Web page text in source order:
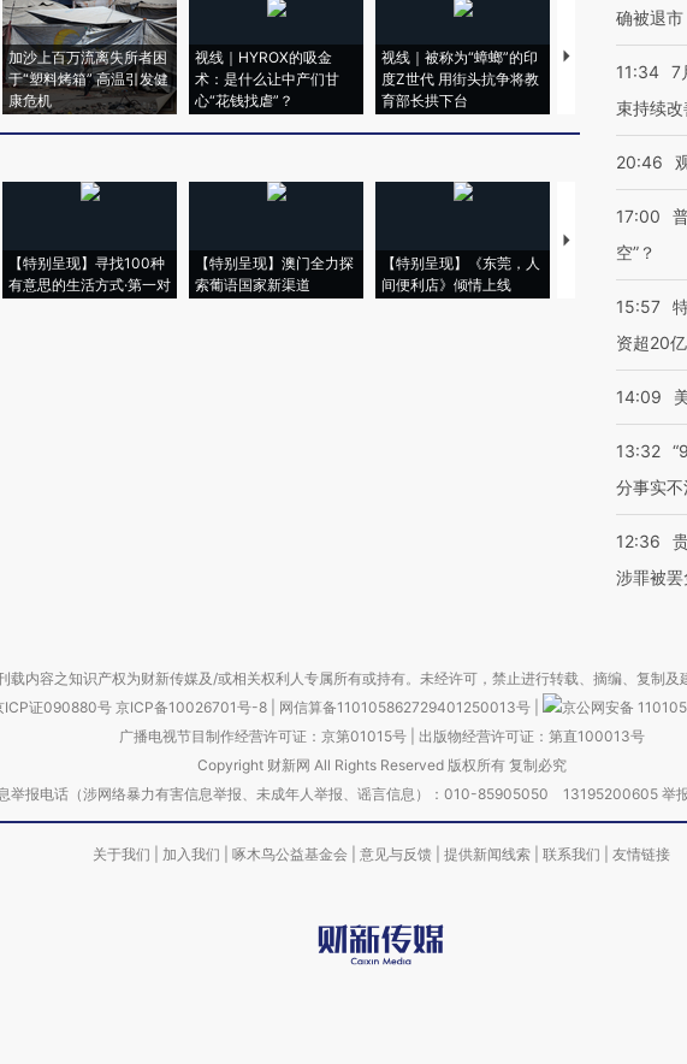
加沙上百万流离失所者困
于“塑料烤箱” 高温引发健
康危机
视线｜HYROX的吸金
术：是什么让中产们甘
心“花钱找虐”？
视线｜被称为“蟑螂”的印
度Z世代 用街头抗争将教
育部长拱下台
视线｜“入侵”还是“
机”？难民潮撕裂
飞地休达
【特别呈现】寻找100种
有意思的生活方式·第一对
【特别呈现】澳门全力探
索葡语国家新渠道
【特别呈现】《东莞，人
间便利店》倾情上线
【推广】走进第四
会，让数智科技“链
确被退市
11:34 7
束持续
20:46
17:00
空”？
15:57
资超20
14:09
13:32
分事实不
12:36
涉罪被
载内容之知识产权为财新传媒及/或相关权利人专属所有或持有。未经许可，禁止进行转载、摘编、复制及
ICP证090880号 京ICP备10026701号-8 网信算备110105862729401250013号
京公网安备
广播电视节目制作经营许可证：京第01015号| 出版物经营许可证：第直100013号
Copyright 财新网 All Rights Reserved 版权所有 复制必究
举报电话（涉网络暴力有害信息举报、未成年人举报、谣言信息）：010-85905050 13195200605 举
关于我们 加入我们 啄木鸟公益基金会 意见与反馈 提供新闻线索 联系我们 友情链接